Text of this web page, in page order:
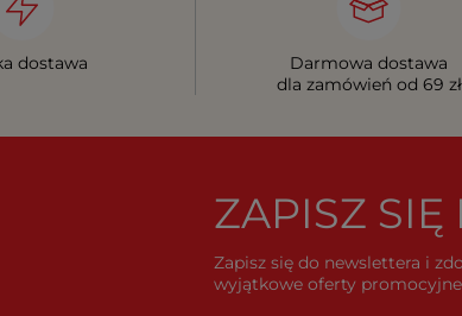
dostawa
Darmowa dostawa
dla zamówień od 69 zł
ZAPISZ SIĘ
Zapisz się do newslettera i
wyjątkowe oferty